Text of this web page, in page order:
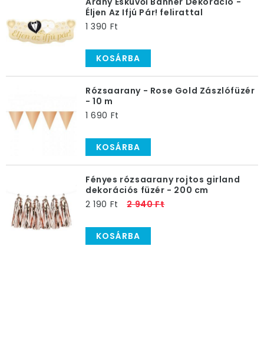
Éljen Az Ifjú Pár! felirattal
1 390 Ft
KOSÁRBA
Rózsaarany - Rose Gold Zászlófüzér
- 10 m
1 690 Ft
KOSÁRBA
Fényes rózsaarany rojtos girland
dekorációs füzér - 200 cm
2 190 Ft
2 940 Ft
KOSÁRBA